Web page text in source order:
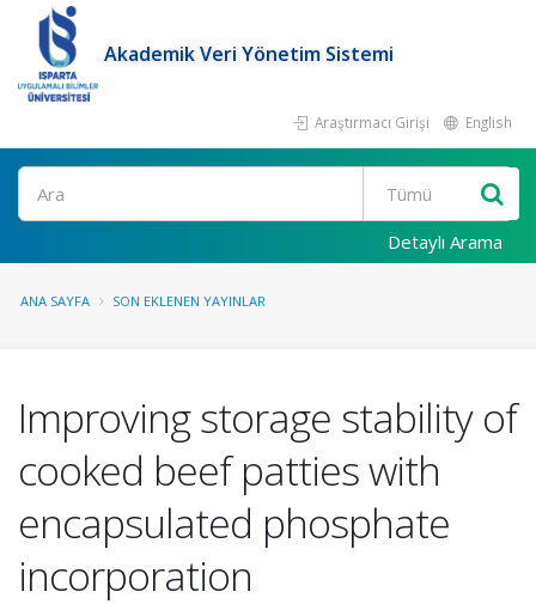
Akademik Veri Yönetim Sistemi
Araştırmacı Girişi English
Ara
Detaylı Arama
ANA SAYFA SON EKLENEN YAYINLAR
Improving storage stability of
cooked beef patties with
encapsulated phosphate
incorporation